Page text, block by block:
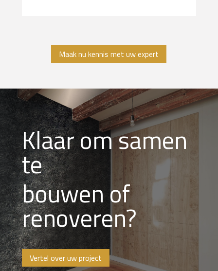
Maak nu kennis met uw expert
Klaar om samen
te
bouwen of
renoveren?
Vertel over uw project